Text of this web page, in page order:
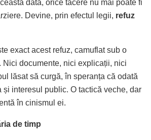
dată, orice tăcere nu mai poate fi
Devine, prin efectul legii, refuz
exact acest refuz, camuflat sub o
Nici documente, nici explicații, nici
lăsat să curgă, în speranța că odată
și interesul public. O tactică veche, dar
în cinismul ei.
de timp